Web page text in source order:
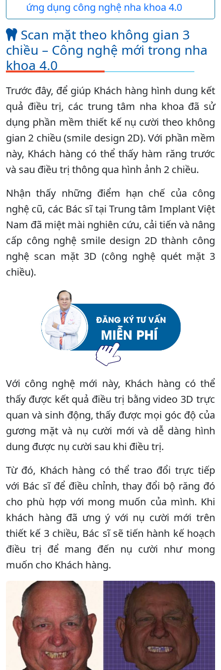
ứng dụng công nghệ nha khoa 4.0
Scan mặt theo không gian 3
chiều – Công nghệ mới trong nha
khoa 4.0
Trước đây, để giúp Khách hàng hình dung kết
quả điều trị, các trung tâm nha khoa đã sử
dụng phần mềm thiết kế nụ cười theo không
gian 2 chiều (smile design 2D). Với phần mềm
này, Khách hàng có thể thấy hàm răng trước
và sau điều trị thông qua hình ảnh 2 chiều.
Nhận thấy những điểm hạn chế của công
nghệ cũ, các Bác sĩ tại Trung tâm Implant Việt
Nam đã miệt mài nghiên cứu, cải tiến và nâng
cấp công nghệ smile design 2D thành công
nghệ scan mặt 3D (công nghệ quét mặt 3
chiều).
Với công nghệ mới này, Khách hàng có thể
thấy được kết quả điều trị bằng video 3D trực
quan và sinh động, thấy được mọi góc độ của
gương mặt và nụ cười mới và dễ dàng hình
dung được nụ cười sau khi điều trị.
Từ đó, Khách hàng có thể trao đổi trực tiếp
với Bác sĩ để điều chỉnh, thay đổi bộ răng đó
cho phù hợp với mong muốn của mình. Khi
khách hàng đã ưng ý với nụ cười mới trên
thiết kế 3 chiều, Bác sĩ sẽ tiến hành kế hoạch
điều trị để mang đến nụ cười như mong
muốn cho Khách hàng.